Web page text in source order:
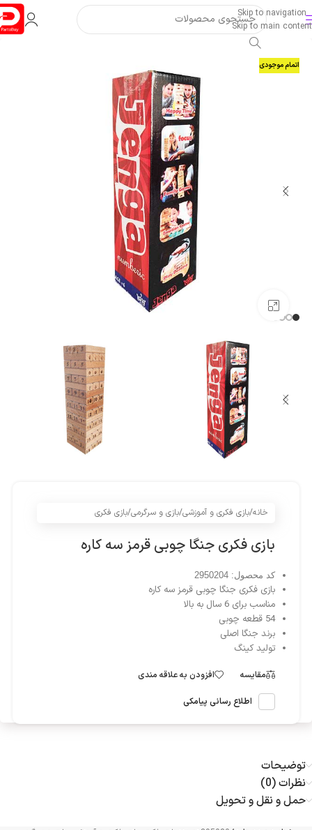
Skip to navigation
Skip to main content
اتمام موجودی
خانه/بازی فکری و آموزشی/بازی و سرگرمی/بازی فکری
بازی فکری جنگا چوبی قرمز سه کاره
کد محصول: 2950204
بازی فکری جنگا چوبی قرمز سه کاره
مناسب برای 6 سال به بالا
54 قطعه چوبی
برند جنگا اصلی
تولید کینگ
مقایسه افزودن به علاقه مندی
اطلاع رسانی پیامکی
توضیحات
نظرات (0)
حمل و نقل و تحویل